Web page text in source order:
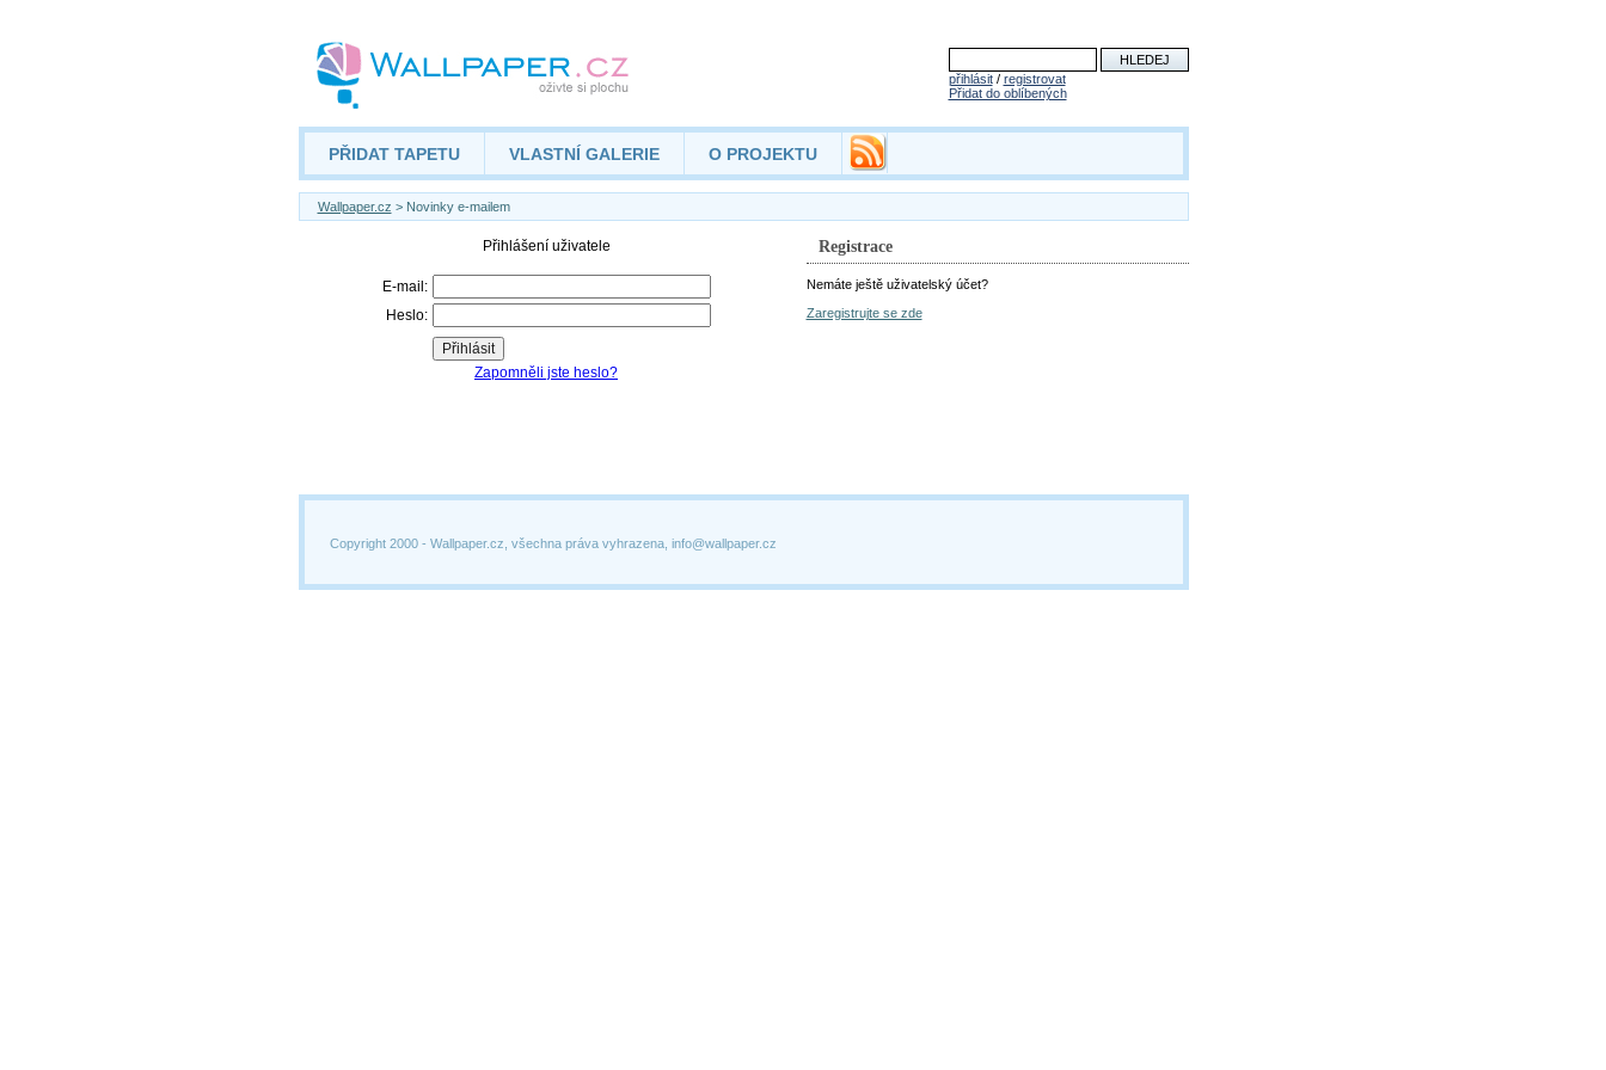
přihlásit/ registrovat
Přidat do oblíbených
PŘIDAT TAPETU VLASTNÍ GALERIE O PROJEKTU
Wallpaper.cz > Novinky e-mailem
Registrace
Nemáte ještě uživatelský účet?
Zaregistrujte se zde
Copyright 2000 - Wallpaper.cz, všechna práva vyhrazena, info@wallpaper.cz